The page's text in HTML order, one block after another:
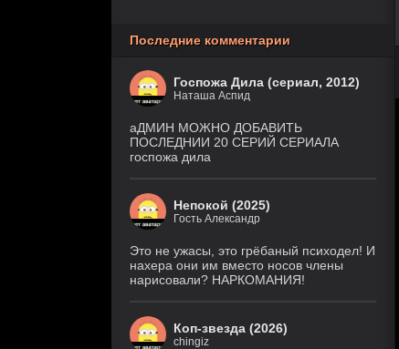
Последние комментарии
Госпожа Дила (сериал, 2012)
Наташа Аспид
аДМИН МОЖНО ДОБАВИТЬ
ПОСЛЕДНИИ 20 СЕРИЙ СЕРИАЛА
госпожа дила
Непокой (2025)
Гость Александр
Это не ужасы, это грёбаный психодел! И
нахера они им вместо носов члены
нарисовали? НАРКОМАНИЯ!
Коп-звезда (2026)
chingiz